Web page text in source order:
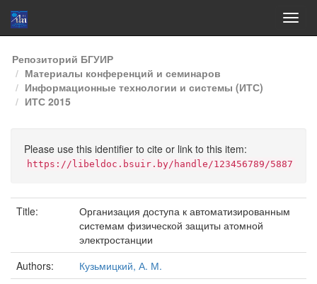
Skip
navigation
Репозиторий БГУИР
Материалы конференций и семинаров
Информационные технологии и системы (ИТС)
ИТС 2015
Please use this identifier to cite or link to this item:
https://libeldoc.bsuir.by/handle/123456789/5887
Title:
Организация доступа к автоматизированным
системам физической защиты атомной
электростанции
Authors:
Кузьмицкий, А. М.